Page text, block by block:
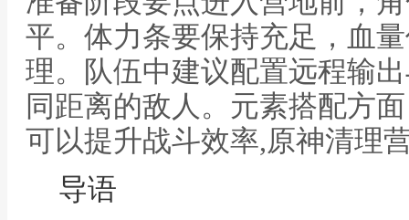
平。体力条要保持充足，血
理。队伍中建议配置远程输
同距离的敌人。元素搭配方
可以提升战斗效率,原神清理
导语